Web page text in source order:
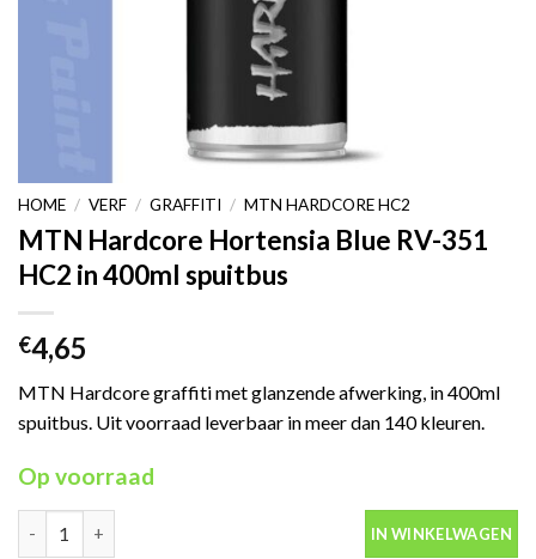
HOME / VERF / GRAFFITI / MTN HARDCORE HC2
MTN Hardcore Hortensia Blue RV-351
HC2 in 400ml spuitbus
€4,65
MTN Hardcore graffiti met glanzende afwerking, in 400ml
spuitbus. Uit voorraad leverbaar in meer dan 140 kleuren.
Op voorraad
IN WINKELWAGEN